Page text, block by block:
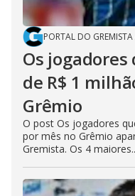
PORTAL DO GREMISTA
Os
de R$ 1
Grêmio
O post Os jogadores
por mês no Grêmio
Gremista. Os 4